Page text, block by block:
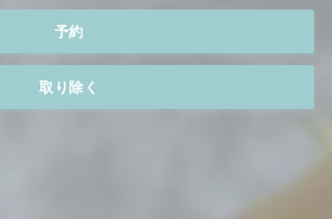
予約
取り除く